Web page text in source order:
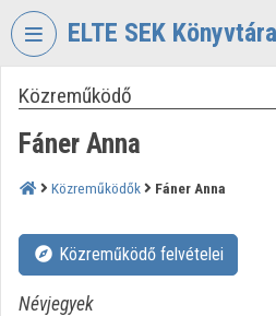
Fejléc kihagyása
ELTE SEK
VIDEOTORIUM
ELTE
EKL
KÖNYVTÁR
ÉS
LEVÉLTÁR
Közreműködő
Fáner Anna
Közreműködők Fáner Anna
Közreműködő felvételei
Névjegyek